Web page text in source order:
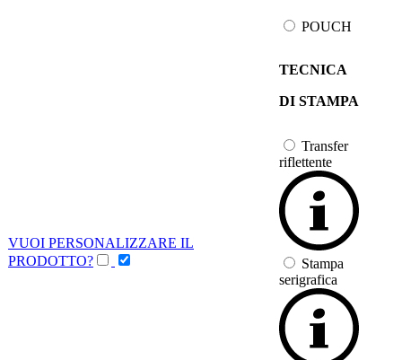
VUOI PERSONALIZZARE IL
PRODOTTO?
POUCH
TECNICA
DI STAMPA
Transfer
riflettente
Stampa
serigrafica